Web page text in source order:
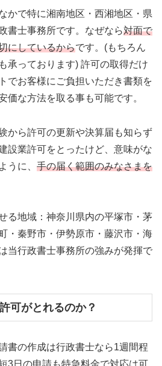
かで特に湘南地区・西湘地区・県
書士事務所です。なぜなら対面で
にしているからです。(もちろん
承っております) 許可の取得だけ
でお客様にご負担いただき書類を
価な方法を取る事も可能です。
から許可の更新や決算届も知らず
設業許可をとったけど、意味がな
うに、 手の届く範囲のみなさまを
る地域：神奈川県内の平塚市・茅
・秦野市・伊勢原市・藤沢市・海
当行政書士事務所の強みが発揮で
可がとれるのか？
書の作成は行政書士なら1週間程
3日の申請も特急料金で対応は可